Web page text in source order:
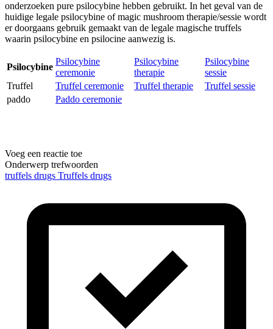
onderzoeken pure psilocybine hebben gebruikt. In het geval van de
huidige legale psilocybine of magic mushroom therapie/sessie wordt
er doorgaans gebruik gemaakt van de legale magische truffels
waarin psilocybine en psilocine aanwezig is.
Psilocybine
Psilocybine
ceremonie
Psilocybine
therapie
Psilocybine
sessie
Truffel
Truffel ceremonie Truffel therapie
Truffel sessie
paddo
Paddo ceremonie
Voeg een reactie toe
Onderwerp trefwoorden
truffels drugs Truffels drugs